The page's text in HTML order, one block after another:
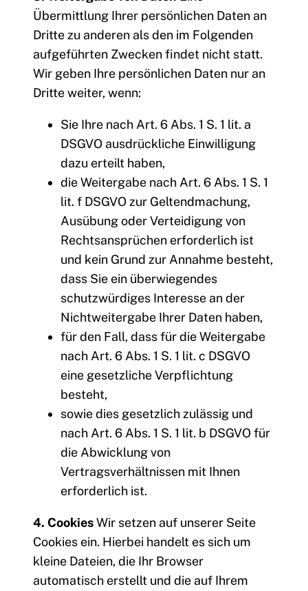
Übermittlung Ihrer persönlichen Daten an
Dritte zu anderen als den im Folgenden
aufgeführten Zwecken findet nicht statt.
Wir geben Ihre persönlichen Daten nur an
Dritte weiter, wenn:
Sie Ihre nach Art. 6 Abs. 1 S. 1 lit. a
DSGVO ausdrückliche Einwilligung
dazu erteilt haben,
die Weitergabe nach Art. 6 Abs. 1 S. 1
lit. f DSGVO zur Geltendmachung,
Ausübung oder Verteidigung von
Rechtsansprüchen erforderlich ist
und kein Grund zur Annahme besteht,
dass Sie ein überwiegendes
schutzwürdiges Interesse an der
Nichtweitergabe Ihrer Daten haben,
für den Fall, dass für die Weitergabe
nach Art. 6 Abs. 1 S. 1 lit. c DSGVO
eine gesetzliche Verpflichtung
besteht,
sowie dies gesetzlich zulässig und
nach Art. 6 Abs. 1 S. 1 lit. b DSGVO für
die Abwicklung von
Vertragsverhältnissen mit Ihnen
erforderlich ist.
4. CookiesWir setzen auf unserer Seite
Cookies ein. Hierbei handelt es sich um
kleine Dateien, die Ihr Browser
automatisch erstellt und die auf Ihrem